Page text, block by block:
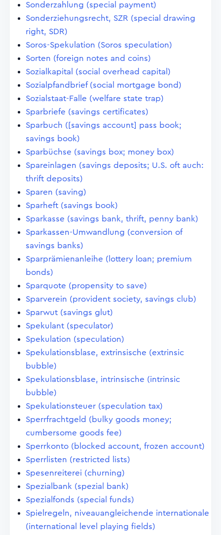
Sonderzahlung (special payment)
Sonderziehungsrecht, SZR (special drawing
right, SDR)
Soros-Spekulation (Soros speculation)
Sorten (foreign notes and coins)
Sozialkapital (social overhead capital)
Sozialpfandbrief (social mortgage bond)
Sozialstaat-Falle (welfare state trap)
Sparbriefe (savings certificates)
Sparbuch ([savings account] pass book;
savings book)
Sparbüchse (savings box; money box)
Spareinlagen (savings deposits; U.S. oft auch:
thrift deposits)
Sparen (saving)
Sparheft (savings book)
Sparkasse (savings bank, thrift, penny bank)
Sparkassen-Umwandlung (conversion of
savings banks)
Sparprämienanleihe (lottery loan; premium
bonds)
Sparquote (propensity to save)
Sparverein (provident society, savings club)
Sparwut (savings glut)
Spekulant (speculator)
Spekulation (speculation)
Spekulationsblase, extrinsische (extrinsic
bubble)
Spekulationsblase, intrinsische (intrinsic
bubble)
Spekulationsteuer (speculation tax)
Sperrfrachtgeld (bulky goods money;
cumbersome goods fee)
Sperrkonto (blocked account, frozen account)
Sperrlisten (restricted lists)
Spesenreiterei (churning)
Spezialbank (spezial bank)
Spezialfonds (special funds)
Spielregeln, niveauangleichende internationale
(international level playing fields)